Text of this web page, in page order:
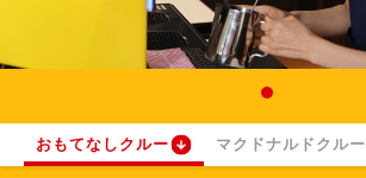
おもてなしクルー マクドナルドクルー